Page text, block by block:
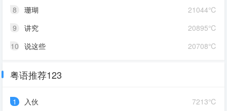
21044℃
8
珊瑚
20895℃
9
讲究
20708℃
10 说这些
粤语推荐123
7213℃
1
入伙